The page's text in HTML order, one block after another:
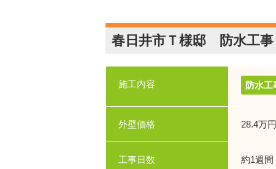
春日井市Ｔ様邸 防水工
施工内容 防水工
外壁価格 28.4万円
工事日数 約1週間